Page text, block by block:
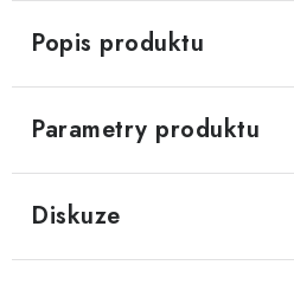
Popis produktu
Parametry produktu
Diskuze